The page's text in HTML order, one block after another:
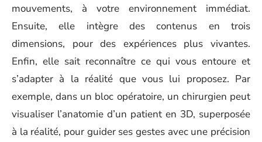
mouvements, à votre environnement immédiat.
Ensuite, elle intègre des contenus en trois
dimensions, pour des expériences plus vivantes.
Enfin, elle sait reconnaître ce qui vous entoure et
s’adapter à la réalité que vous lui proposez. Par
exemple, dans un bloc opératoire, un chirurgien peut
visualiser l’anatomie d’un patient en 3D, superposée
à la réalité, pour guider ses gestes avec une précision